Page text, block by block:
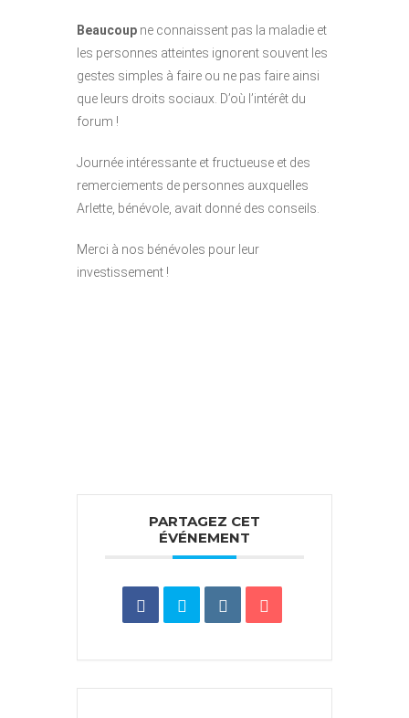
Beaucoup ne connaissent pas la maladie et
les personnes atteintes ignorent souvent les
gestes simples à faire ou ne pas faire ainsi
que leurs droits sociaux. D’où l’intérêt du
forum !
Journée intéressante et fructueuse et des
remerciements de personnes auxquelles
Arlette, bénévole, avait donné des conseils.
Merci à nos bénévoles pour leur
investissement !
PARTAGEZ CET
ÉVÉNEMENT